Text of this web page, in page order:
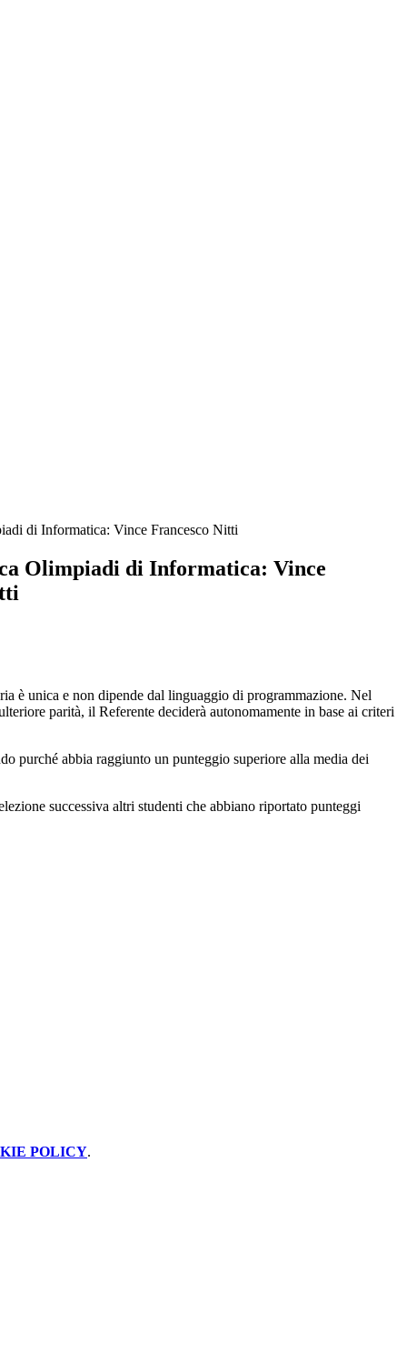
di Informatica: Vince Francesco Nitti
Olimpiadi di Informatica: Vince
è unica e non dipende dal linguaggio di programmazione. Nel
parità, il Referente deciderà autonomamente in base ai criteri
purché abbia raggiunto un punteggio superiore alla media dei
successiva altri studenti che abbiano riportato punteggi
POLICY.